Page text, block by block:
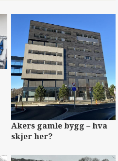
Akers gamle bygg –⁠ hva
skjer her?